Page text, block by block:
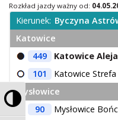
Przełącz
Rozkład jazdy ważny od:
Kierunek: Byczyna
Katowice
449
Katowice
101
Katowice
Mysłowice
90
Mysłowice